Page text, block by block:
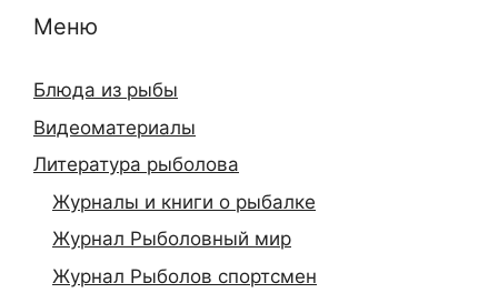
Меню
Блюда из рыбы
Видеоматериалы
Литература рыболова
Журналы и книги о рыбалке
Журнал Рыболовный мир
Журнал Рыболов спортсмен